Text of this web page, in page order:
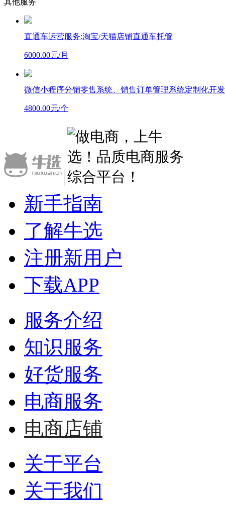
直通车运营服务:淘宝/天猫店铺直通车托管
6000.00元/月
微信小程序分销零售系统、销售订单管理系统定制化开发
4800.00元/个
|
新手指南
了解牛选
注册新用户
下载APP
服务介绍
知识服务
好货服务
电商服务
电商店铺
关于平台
关于我们